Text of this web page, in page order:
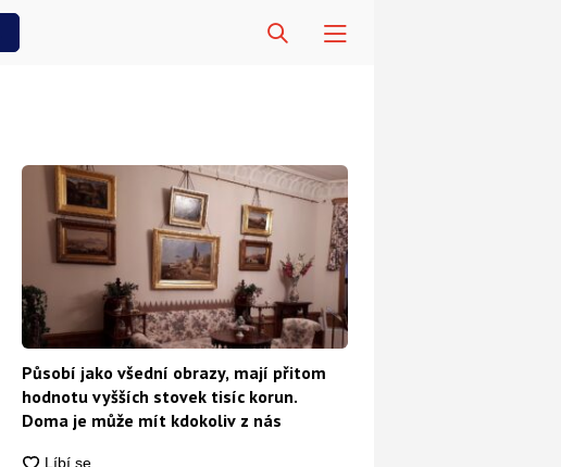
Působí jako všední obrazy, mají přitom
hodnotu vyšších stovek tisíc korun.
Doma je může mít kdokoliv z nás